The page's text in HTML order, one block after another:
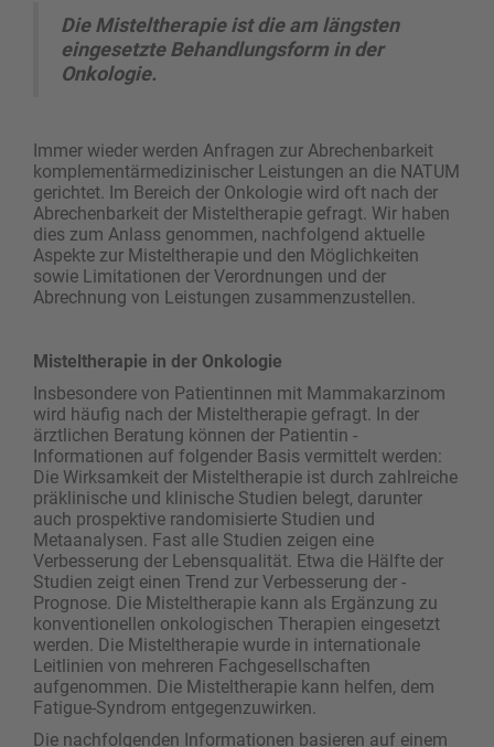
Die Misteltherapie ist die am längsten
eingesetzte Behandlungsform in der
Onkologie.
Immer wieder werden Anfragen zur Abrechen­barkeit
komplementärmedizinischer Leistungen an die NATUM
gerichtet. Im Bereich der Onkologie wird oft nach der
Abrechenbarkeit der Mistel­therapie gefragt. Wir haben
dies zum Anlass genommen, nachfolgend aktuelle
Aspekte zur Mistel­therapie und den Möglichkeiten
sowie Limitationen der Verordnungen und der
Abrechnung von ­Leistungen zusammenzustellen.
Misteltherapie in der Onkologie
Insbesondere von Patientinnen mit Mammakarzinom
wird häufig nach der Misteltherapie gefragt. In der
ärztlichen Beratung können der Patientin ­
Informationen auf folgender Basis vermittelt werden:
Die Wirksamkeit der Misteltherapie ist durch zahlreiche
präklinische und klinische Studien belegt, darunter
auch prospektive randomisierte Studien und
Metaanalysen. Fast alle Studien zeigen eine
Verbesserung der Lebensqualität. Etwa die Hälfte der
Studien zeigt einen Trend zur Verbesserung der ­
Prognose. Die ­Misteltherapie kann als Ergänzung zu
konventionellen onkologischen Therapien eingesetzt
werden. Die Misteltherapie wurde in internationale
Leitlinien von mehreren Fachgesellschaften
aufgenommen. Die Misteltherapie kann helfen, dem
Fatigue-Syndrom entgegenzuwirken.
Die nachfolgenden Informationen basieren auf einem